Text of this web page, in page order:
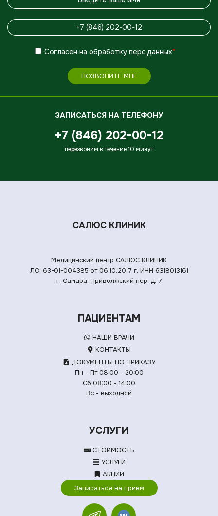
Согласен на обработку перс.данных*
ПОЗВОНИТЕ МНЕ
ЗАПИСАТЬСЯ НА ТЕЛЕФОНУ
+7 (846) 202-00-12
перезвоним в течение 10 минут
САЛЮС КЛИНИК
Медицинский центр САЛЮС КЛИНИК
ЛО-63-01-004385 от 06.10.2017 г. ИНН 6318013161
г. Самара, Приволжский пер. д. 7
ПАЦИЕНТАМ
НАШИ ВРАЧИ
КОНТАКТЫ
ДОКУМЕНТЫ ПО ПРИКАЗУ
Пн - Пт 08:00 - 20:00
Сб 08:00 - 14:00
Вс - выходной
УСЛУГИ
СТОИМОСТЬ
УСЛУГИ
АКЦИИ
Записаться на прием